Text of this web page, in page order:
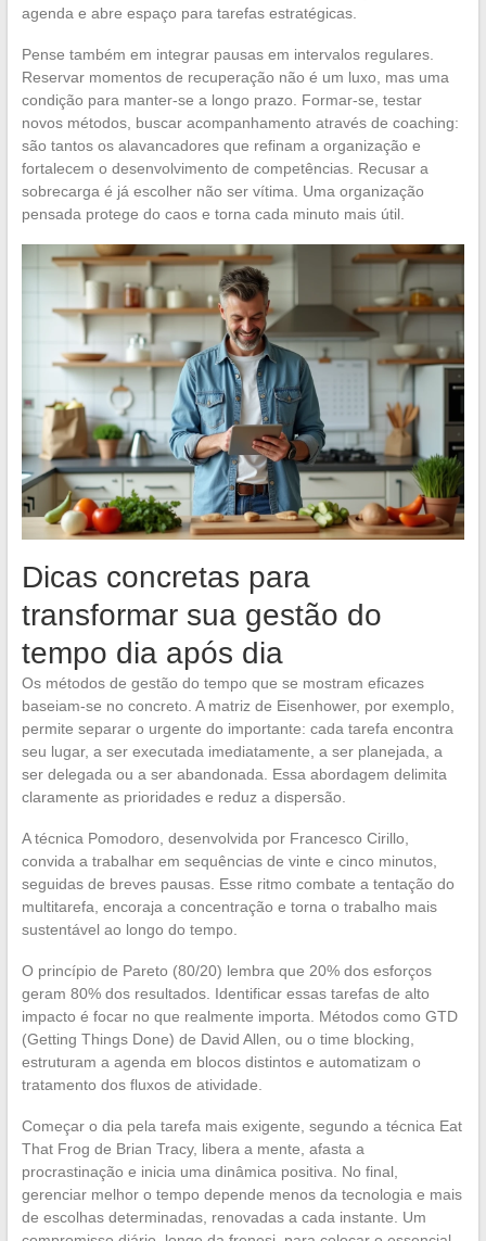
agenda e abre espaço para tarefas estratégicas.
Pense também em integrar pausas em intervalos regulares.
Reservar momentos de recuperação não é um luxo, mas uma
condição para manter-se a longo prazo. Formar-se, testar
novos métodos, buscar acompanhamento através de coaching:
são tantos os alavancadores que refinam a organização e
fortalecem o desenvolvimento de competências. Recusar a
sobrecarga é já escolher não ser vítima. Uma organização
pensada protege do caos e torna cada minuto mais útil.
Dicas concretas para
transformar sua gestão do
tempo dia após dia
Os métodos de gestão do tempo que se mostram eficazes
baseiam-se no concreto. A matriz de Eisenhower, por exemplo,
permite separar o urgente do importante: cada tarefa encontra
seu lugar, a ser executada imediatamente, a ser planejada, a
ser delegada ou a ser abandonada. Essa abordagem delimita
claramente as prioridades e reduz a dispersão.
A técnica Pomodoro, desenvolvida por Francesco Cirillo,
convida a trabalhar em sequências de vinte e cinco minutos,
seguidas de breves pausas. Esse ritmo combate a tentação do
multitarefa, encoraja a concentração e torna o trabalho mais
sustentável ao longo do tempo.
O princípio de Pareto (80/20) lembra que 20% dos esforços
geram 80% dos resultados. Identificar essas tarefas de alto
impacto é focar no que realmente importa. Métodos como GTD
(Getting Things Done) de David Allen, ou o time blocking,
estruturam a agenda em blocos distintos e automatizam o
tratamento dos fluxos de atividade.
Começar o dia pela tarefa mais exigente, segundo a técnica Eat
That Frog de Brian Tracy, libera a mente, afasta a
procrastinação e inicia uma dinâmica positiva. No final,
gerenciar melhor o tempo depende menos da tecnologia e mais
de escolhas determinadas, renovadas a cada instante. Um